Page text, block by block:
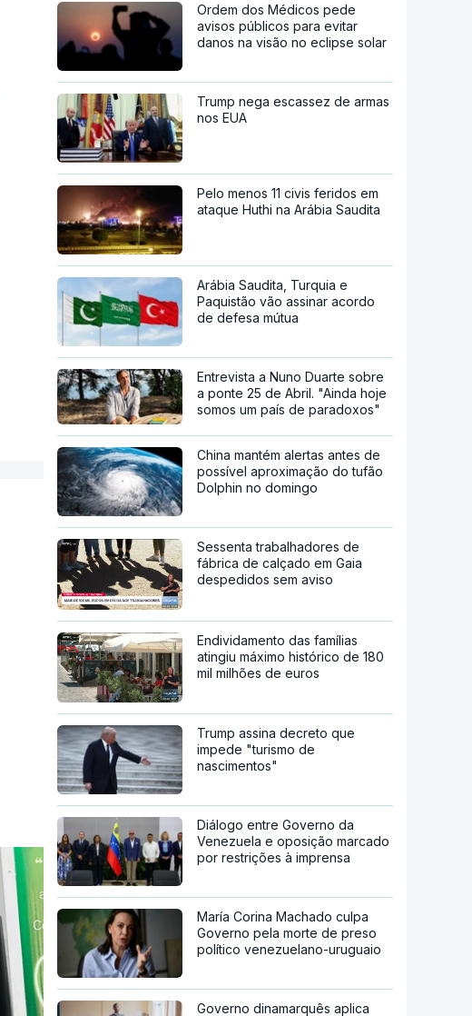
Ordem dos Médicos pede
avisos públicos para evitar
danos na visão no eclipse solar
Trump nega escassez de armas
nos EUA
Pelo menos 11 civis feridos em
ataque Huthi na Arábia Saudita
Arábia Saudita, Turquia e
Paquistão vão assinar acordo
de defesa mútua
Entrevista a Nuno Duarte sobre
a ponte 25 de Abril. "Ainda hoje
somos um país de paradoxos"
China mantém alertas antes de
possível aproximação do tufão
Dolphin no domingo
Sessenta trabalhadores de
fábrica de calçado em Gaia
despedidos sem aviso
Endividamento das famílias
atingiu máximo histórico de 180
mil milhões de euros
Trump assina decreto que
impede "turismo de
nascimentos"
Diálogo entre Governo da
Venezuela e oposição marcado
por restrições à imprensa
María Corina Machado culpa
Governo pela morte de preso
político venezuelano-uruguaio
Governo dinamarquês aplica